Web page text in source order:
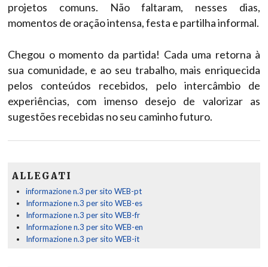
projetos comuns. Não faltaram, nesses dias,
momentos de oração intensa, festa e partilha informal.
Chegou o momento da partida! Cada uma retorna à
sua comunidade, e ao seu trabalho, mais enriquecida
pelos conteúdos recebidos, pelo intercâmbio de
experiências, com imenso desejo de valorizar as
sugestões recebidas no seu caminho futuro.
ALLEGATI
informazione n.3 per sito WEB-pt
Informazione n.3 per sito WEB-es
Informazione n.3 per sito WEB-fr
Informazione n.3 per sito WEB-en
Informazione n.3 per sito WEB-it